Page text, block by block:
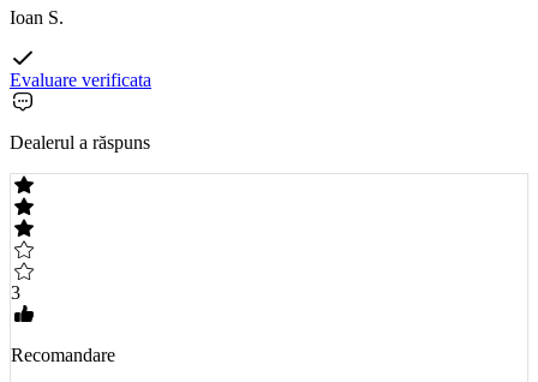
Ioan S.
Evaluare verificata
Dealerul a răspuns
3
Recomandare